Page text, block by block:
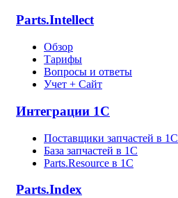
Parts.Intellect
Обзор
Тарифы
Вопросы и ответы
Учет + Сайт
Интеграции 1С
Поставщики запчастей в 1C
База запчастей в 1С
Parts.Resource в 1C
Parts.Index